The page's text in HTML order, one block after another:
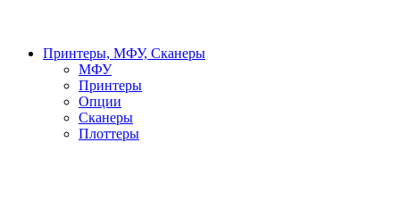
Принтеры, МФУ, Сканеры
МФУ
Принтеры
Опции
Сканеры
Плоттеры